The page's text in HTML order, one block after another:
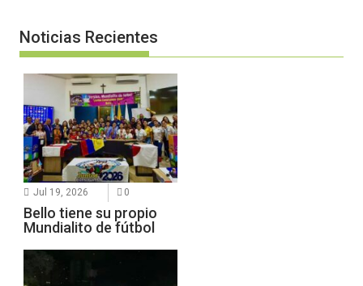
Noticias Recientes
Jul 19, 2026 0
Bello tiene su propio
Mundialito de fútbol